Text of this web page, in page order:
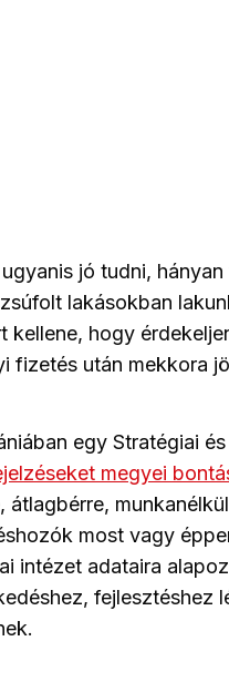
jó tudni,
lakásokban
kellene, hogy
fizetés után mekkora
egy Stratégiai
megyei
átlagbérre,
most vagy
intézet adataira
fejlesztéshez